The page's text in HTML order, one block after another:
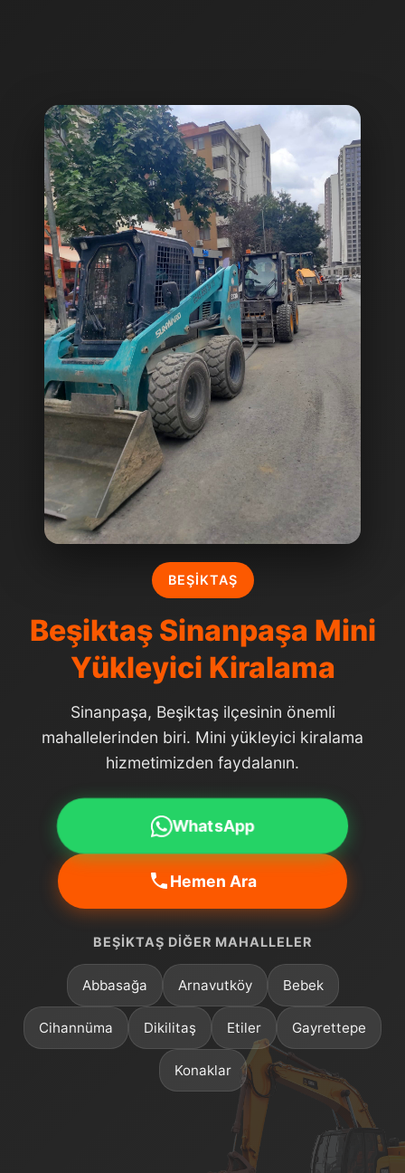
BEŞIKTAŞ
Beşiktaş Sinanpaşa Mini
Yükleyici Kiralama
Sinanpaşa, Beşiktaş ilçesinin önemli
mahallelerinden biri. Mini yükleyici kiralama
hizmetimizden faydalanın.
WhatsApp
Hemen Ara
BEŞIKTAŞ DIĞER MAHALLELER
Abbasağa Arnavutköy Bebek
Cihannüma Dikilitaş Etiler Gayrettepe
Konaklar